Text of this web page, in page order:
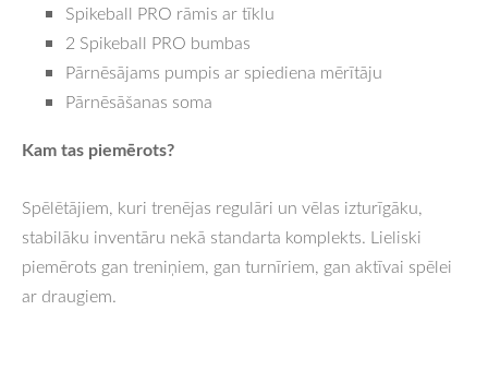
Spikeball PRO rāmis ar tīklu
2 Spikeball PRO bumbas
Pārnēsājams pumpis ar spiediena mērītāju
Pārnēsāšanas soma
Kam tas piemērots?
Spēlētājiem, kuri trenējas regulāri un vēlas izturīgāku,
stabilāku inventāru nekā standarta komplekts. Lieliski
piemērots gan treniņiem, gan turnīriem, gan aktīvai spēlei
ar draugiem.